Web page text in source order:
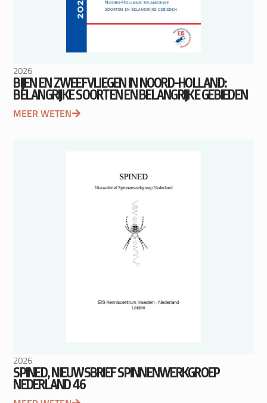
2026
BIJEN EN ZWEEFVLIEGEN IN NOORD-HOLLAND:
BELANGRIJKE SOORTEN EN BELANGRIJKE GEBIEDEN
MEER WETEN
2026
SPINED, NIEUWSBRIEF SPINNENWERKGROEP
NEDERLAND 46